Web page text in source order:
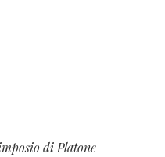
di Platone